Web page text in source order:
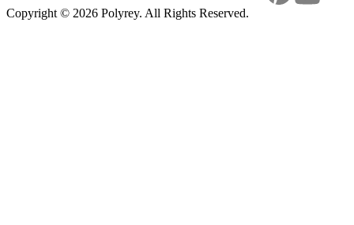
Copyright © 2026 Polyrey. All Rights Reserved.